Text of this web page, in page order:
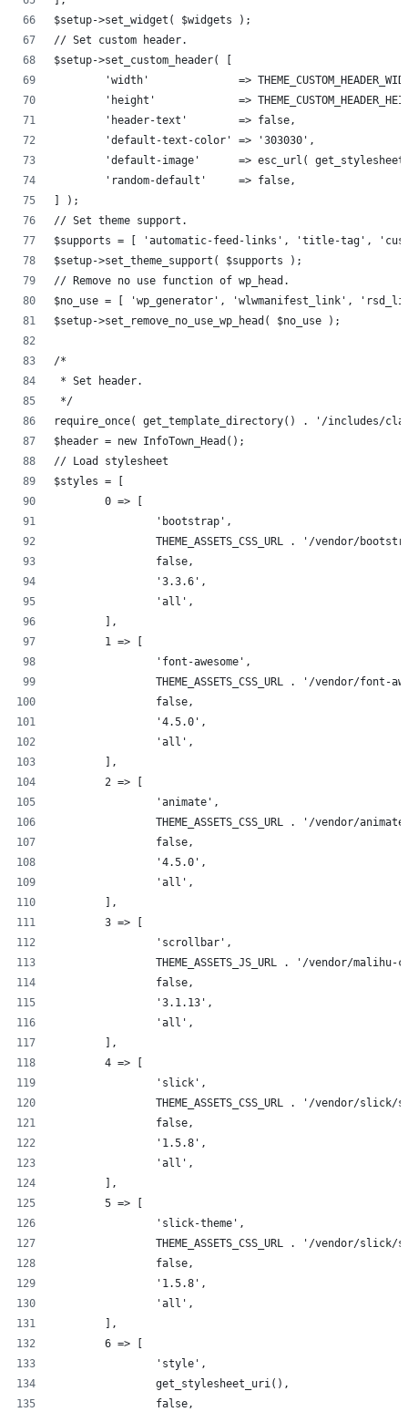
$setup->set_widget( $widgets );
// Set custom header.
$setup->set_custom_header( [
'width'              =>
'height'             =>
	'header-text'        => false,
	'default-text-color' => '303030',
'default-image'      => esc_url(
	'random-default'     => false,
] );
// Set theme support.
$supports = [ 'automatic-feed-links', 'title-tag',
$setup->set_theme_support( $supports );
// Remove no use function of wp_head.
$no_use = [ 'wp_generator', 'wlwmanifest_link',
$setup->set_remove_no_use_wp_head( $no_use );
/*
* Set header.
*/
require_once( get_template_directory() . '/includes/
$header = new InfoTown_Head();
// Load stylesheet
$styles = [
	0 => [
		'bootstrap',
THEME_ASSETS_CSS_URL . '/vendor/
		false,
		'3.3.6',
		'all',
	],
	1 => [
		'font-awesome',
THEME_ASSETS_CSS_URL . '/vendor/font-
		false,
		'4.5.0',
		'all',
	],
	2 => [
		'animate',
THEME_ASSETS_CSS_URL . '/vendor/
		false,
		'4.5.0',
		'all',
	],
	3 => [
		'scrollbar',
THEME_ASSETS_JS_URL . '/vendor/
		false,
		'3.1.13',
		'all',
	],
	4 => [
		'slick',
THEME_ASSETS_CSS_URL . '/vendor/slick/
		false,
		'1.5.8',
		'all',
	],
	5 => [
		'slick-theme',
THEME_ASSETS_CSS_URL . '/vendor/slick/
		false,
		'1.5.8',
		'all',
	],
	6 => [
		'style',
		get_stylesheet_uri(),
		false,